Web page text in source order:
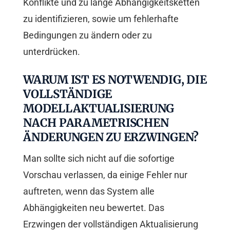
zu identifizieren, sowie um fehlerhafte
Bedingungen zu ändern oder zu
unterdrücken.
WARUM IST ES NOTWENDIG, DIE
VOLLSTÄNDIGE
MODELLAKTUALISIERUNG
NACH PARAMETRISCHEN
ÄNDERUNGEN ZU ERZWINGEN?
Man sollte sich nicht auf die sofortige
Vorschau verlassen, da einige Fehler nur
auftreten, wenn das System alle
Abhängigkeiten neu bewertet. Das
Erzwingen der vollständigen Aktualisierung